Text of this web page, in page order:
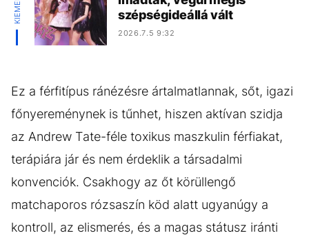
szépségideállá vált
2026.7.5 9:32
Ez a férfitípus ránézésre ártalmatlannak, sőt, igazi
főnyereménynek is tűnhet, hiszen aktívan szidja
az Andrew Tate-féle toxikus maszkulin férfiakat,
terápiára jár és nem érdeklik a társadalmi
konvenciók. Csakhogy az őt körüllengő
matchaporos rózsaszín köd alatt ugyanúgy a
kontroll, az elismerés, és a magas státusz iránti